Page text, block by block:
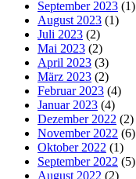
September 2023 (1)
August 2023 (1)
Juli 2023 (2)
Mai 2023 (2)
April 2023 (3)
März 2023 (2)
Februar 2023 (4)
Januar 2023 (4)
Dezember 2022 (2)
November 2022 (6)
Oktober 2022 (1)
September 2022 (5)
August 2022 (2)